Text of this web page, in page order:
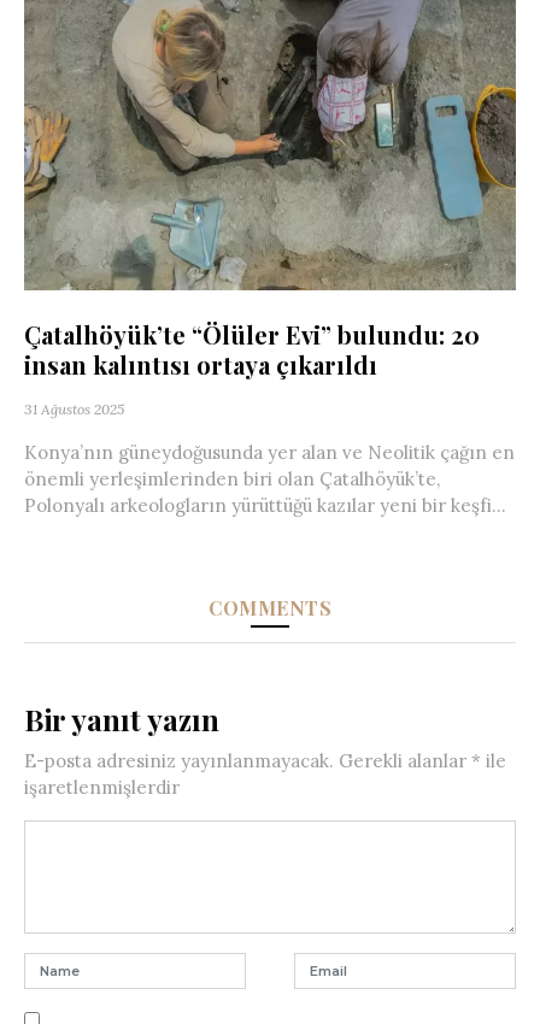
Çatalhöyük’te “Ölüler Evi” bulundu: 20
insan kalıntısı ortaya çıkarıldı
31 Ağustos 2025
Konya’nın güneydoğusunda yer alan ve Neolitik çağın en
önemli yerleşimlerinden biri olan Çatalhöyük’te,
Polonyalı arkeologların yürüttüğü kazılar yeni bir keşfi...
COMMENTS
Bir yanıt yazın
E-posta adresiniz yayınlanmayacak. Gerekli alanlar * ile
işaretlenmişlerdir